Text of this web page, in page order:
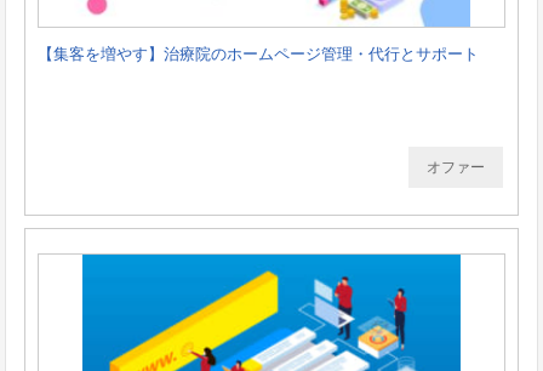
【集客を増やす】治療院のホームページ管理・代行とサポート
オファー